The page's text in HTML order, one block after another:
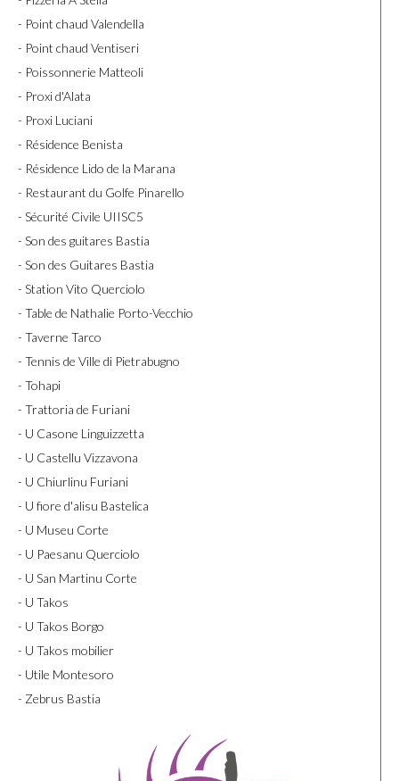
- Point chaud Valendella
- Point chaud Ventiseri
- Poissonnerie Matteoli
- Proxi d'Alata
- Proxi Luciani
- Résidence Benista
- Résidence Lido de la Marana
- Restaurant du Golfe Pinarello
- Sécurité Civile UIISC5
- Son des guitares Bastia
- Son des Guitares Bastia
- Station Vito Querciolo
- Table de Nathalie Porto-Vecchio
- Taverne Tarco
- Tennis de Ville di Pietrabugno
- Tohapi
- Trattoria de Furiani
- U Casone Linguizzetta
- U Castellu Vizzavona
- U Chiurlinu Furiani
- U fiore d'alisu Bastelica
- U Museu Corte
- U Paesanu Querciolo
- U San Martinu Corte
- U Takos
- U Takos Borgo
- U Takos mobilier
- Utile Montesoro
- Zebrus Bastia